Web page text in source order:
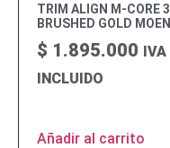
TRIM ALIGN M-CORE 3
BRUSHED GOLD MOEN
$ 1.895.000 IVA
INCLUIDO
Añadir al carrito